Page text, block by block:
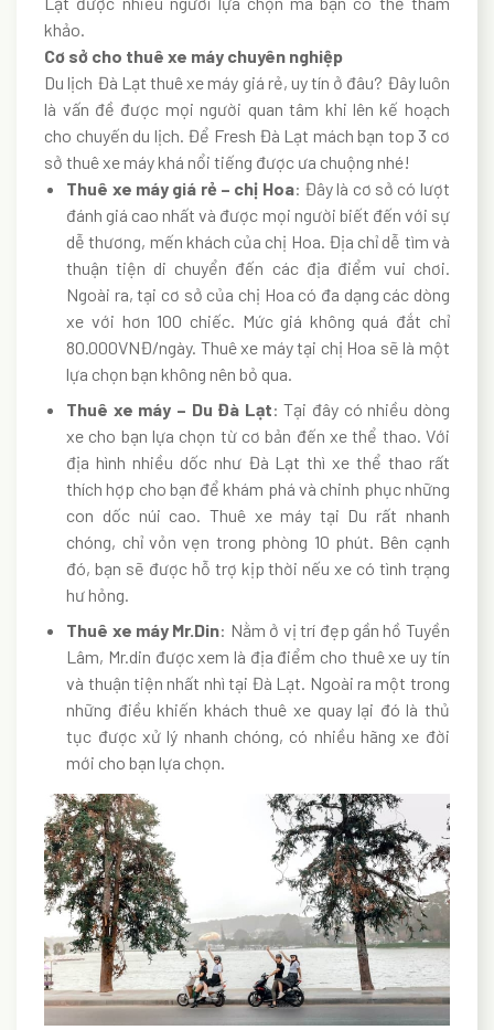
khảo.
Cơ sở cho thuê xe máy chuyên nghiệp
Du lịch Đà Lạt thuê xe máy giá rẻ, uy tín ở đâu? Đây luôn
là vấn đề được mọi người quan tâm khi lên kế hoạch
cho chuyến du lịch. Để Fresh Đà Lạt mách bạn top 3 cơ
sở thuê xe máy khá nổi tiếng được ưa chuộng nhé!
Thuê xe máy giá rẻ – chị Hoa: Đây là cơ sở có lượt
đánh giá cao nhất và được mọi người biết đến với sự
dễ thương, mến khách của chị Hoa. Địa chỉ dễ tìm và
thuận tiện di chuyển đến các địa điểm vui chơi.
Ngoài ra, tại cơ sở của chị Hoa có đa dạng các dòng
xe với hơn 100 chiếc. Mức giá không quá đắt chỉ
80.000VNĐ/ngày. Thuê xe máy tại chị Hoa sẽ là một
lựa chọn bạn không nên bỏ qua.
Thuê xe máy – Du Đà Lạt: Tại đây có nhiều dòng
xe cho bạn lựa chọn từ cơ bản đến xe thể thao. Với
địa hình nhiều dốc như Đà Lạt thì xe thể thao rất
thích hợp cho bạn để khám phá và chinh phục những
con dốc núi cao. Thuê xe máy tại Du rất nhanh
chóng, chỉ vỏn vẹn trong phòng 10 phút. Bên cạnh
đó, bạn sẽ được hỗ trợ kịp thời nếu xe có tình trạng
hư hỏng.
Thuê xe máy Mr.Din: Nằm ở vị trí đẹp gần hồ Tuyền
Lâm, Mr.din được xem là địa điểm cho thuê xe uy tín
và thuận tiện nhất nhì tại Đà Lạt. Ngoài ra một trong
những điều khiến khách thuê xe quay lại đó là thủ
tục được xử lý nhanh chóng, có nhiều hãng xe đời
mới cho bạn lựa chọn.